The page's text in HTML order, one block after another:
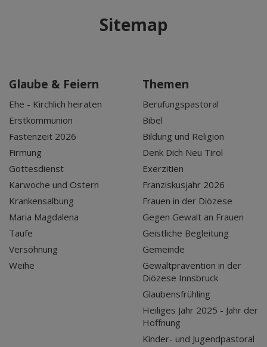
Sitemap
Glaube & Feiern
Ehe - Kirchlich heiraten
Erstkommunion
Fastenzeit 2026
Firmung
Gottesdienst
Karwoche und Ostern
Krankensalbung
Maria Magdalena
Taufe
Versöhnung
Weihe
Themen
Berufungspastoral
Bibel
Bildung und Religion
Denk Dich Neu Tirol
Exerzitien
Franziskusjahr 2026
Frauen in der Diözese
Gegen Gewalt an Frauen
Geistliche Begleitung
Gemeinde
Gewaltprävention in der
Diözese Innsbruck
Glaubensfrühling
Heiliges Jahr 2025 - Jahr der
Hoffnung
Kinder- und Jugendpastoral